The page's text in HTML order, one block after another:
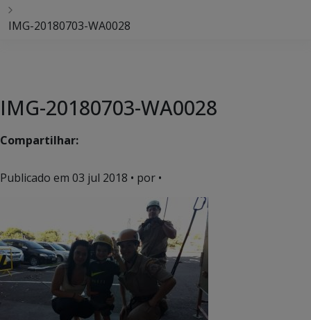
IMG-20180703-WA0028
IMG-20180703-WA0028
Compartilhar:
Publicado em 03 jul 2018 • por •